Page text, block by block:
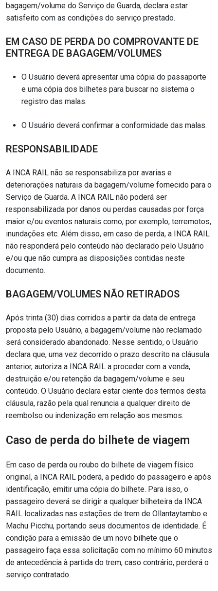
bagagem/volume do Serviço de Guarda, declara estar
satisfeito com as condições do serviço prestado.
EM CASO DE PERDA DO COMPROVANTE DE
ENTREGA DE BAGAGEM/VOLUMES
O Usuário deverá apresentar uma cópia do passaporte
e uma cópia dos bilhetes para buscar no sistema o
registro das malas.
O Usuário deverá confirmar a conformidade das malas.
RESPONSABILIDADE
A INCA RAIL não se responsabiliza por avarias e
deteriorações naturais da bagagem/volume fornecido para o
Serviço de Guarda. A INCA RAIL não poderá ser
responsabilizada por danos ou perdas causadas por força
maior e/ou eventos naturais como, por exemplo, terremotos,
inundações etc. Além disso, em caso de perda, a INCA RAIL
não responderá pelo conteúdo não declarado pelo Usuário
e/ou que não cumpra as disposições contidas neste
documento.
BAGAGEM/VOLUMES NÃO RETIRADOS
Após trinta (30) dias corridos a partir da data de entrega
proposta pelo Usuário, a bagagem/volume não reclamado
será considerado abandonado. Nesse sentido, o Usuário
declara que, uma vez decorrido o prazo descrito na cláusula
anterior, autoriza a INCA RAIL a proceder com a venda,
destruição e/ou retenção da bagagem/volume e seu
conteúdo. O Usuário declara estar ciente dos termos desta
cláusula, razão pela qual renuncia a qualquer direito de
reembolso ou indenização em relação aos mesmos.
Caso de perda do bilhete de viagem
Em caso de perda ou roubo do bilhete de viagem físico
original, a INCA RAIL poderá, a pedido do passageiro e após
identificação, emitir uma cópia do bilhete. Para isso, o
passageiro deverá se dirigir a qualquer bilheteira da INCA
RAIL localizadas nas estações de trem de Ollantaytambo e
Machu Picchu, portando seus documentos de identidade. É
condição para a emissão de um novo bilhete que o
passageiro faça essa solicitação com no mínimo 60 minutos
de antecedência à partida do trem, caso contrário, perderá o
serviço contratado.